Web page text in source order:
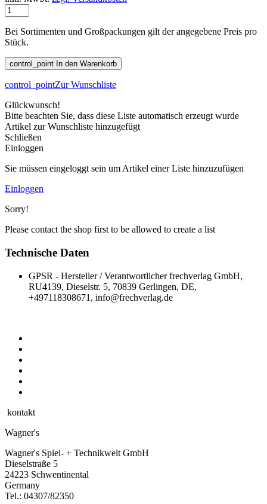
Bei Sortimenten und Großpackungen gilt der angegebene Preis pro
Stück.
control_point In den Warenkorb
control_pointZur Wunschliste
Glückwunsch!
Bitte beachten Sie, dass diese Liste automatisch erzeugt wurde
Artikel zur Wunschliste hinzugefügt
Schließen
Einloggen
Sie müssen eingeloggt sein um Artikel einer Liste hinzuzufügen
Einloggen
Sorry!
Please contact the shop first to be allowed to create a list
Technische Daten
GPSR - Hersteller / Verantwortlicher frechverlag GmbH,
RU4139, Dieselstr. 5, 70839 Gerlingen, DE,
+497118308671, info@frechverlag.de
kontakt
Wagner's
Wagner's Spiel- + Technikwelt GmbH
Dieselstraße 5
24223 Schwentinental
Germany
Tel.: 04307/82350